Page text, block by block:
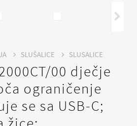
SLUŠALICE SLUSALICE
00 dječje
ograničenje
se sa USB-C;